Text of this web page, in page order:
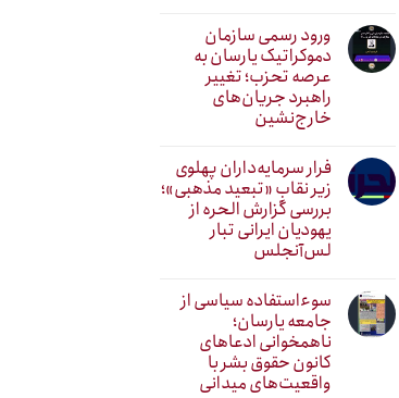
ورود رسمی سازمان
دموکراتیک یارسان به
عرصه تحزب؛ تغییر
راهبرد جریان‌های
خارج‌نشین
فرار سرمایه‌داران پهلوی
زیر نقابِ «تبعید مذهبی»؛
بررسی گزارش الحره از
یهودیان ایرانی تبار
لس‌آنجلس
سوءاستفاده سیاسی از
جامعه یارسان؛
ناهمخوانی ادعاهای
کانون حقوق بشر با
واقعیت‌های میدانی